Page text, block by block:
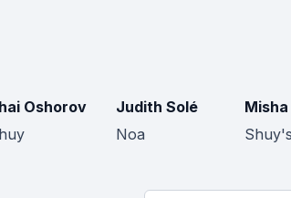
Oshorov
Judith Solé
Noa